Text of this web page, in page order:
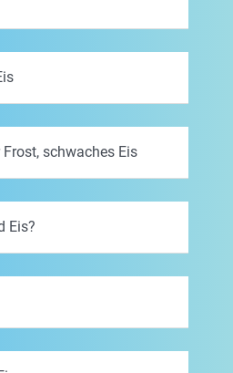
schwaches Eis
Eis?